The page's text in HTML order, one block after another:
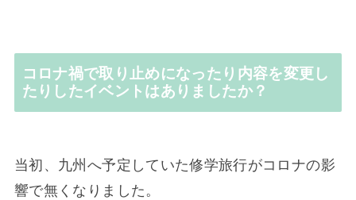
コロナ禍で取り止めになったり内容を変更し
たりしたイベントはありましたか？
当初、九州へ予定していた修学旅行がコロナの影
響で無くなりました。